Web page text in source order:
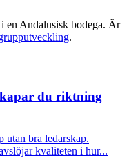
en Andalusisk bodega. Är
.
du riktning
utan bra ledarskap.
kvaliteten i hur...